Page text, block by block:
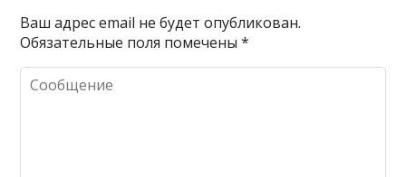
Ваш адрес email не будет опубликован.
Обязательные поля помечены*